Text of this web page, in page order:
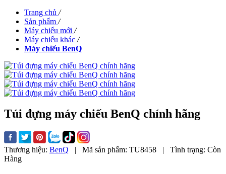
Trang chủ /
Sản phẩm /
Máy chiếu mới /
Máy chiếu khác /
Máy chiếu BenQ
Túi đựng máy chiếu BenQ chính hãng
Thương hiệu: BenQ | Mã sản phẩm: TU8458 | Tình trạng: Còn
Hàng